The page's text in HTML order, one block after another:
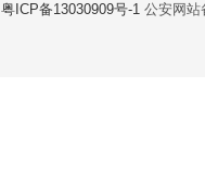
粤ICP备13030909号-1 公安网站